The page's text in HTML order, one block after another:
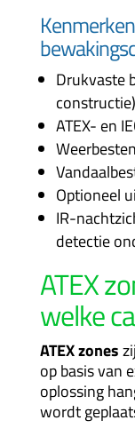
Drukvaste
constructie)
ATEX- en
Optioneel
IR-
detectie
ATEX
welke
ATEX zones
op basis van
oplossing
wordt